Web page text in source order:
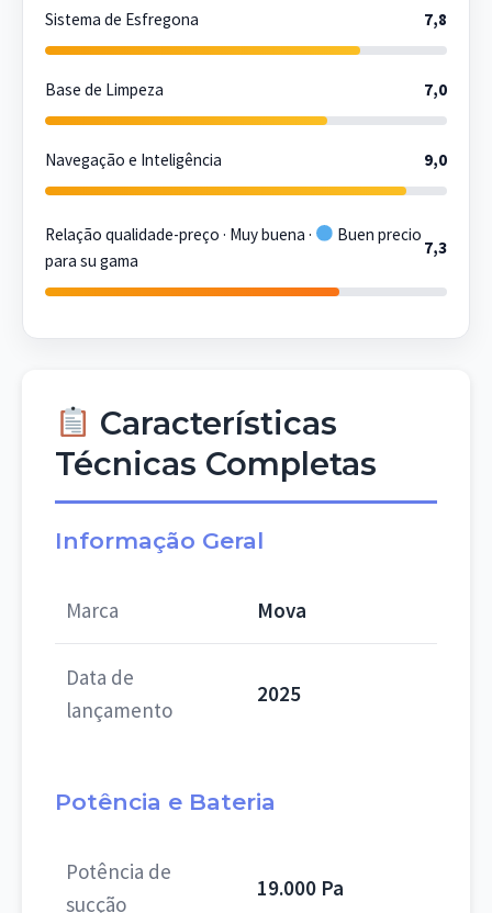
Sistema de Esfregona 7,8
Base de Limpeza 7,0
Navegação e Inteligência 9,0
Relação qualidade-preço · Muy buena ·
Buen precio
para su gama
7,3
Características
Técnicas Completas
Informação Geral
Marca Mova
Data de
lançamento
2025
Potência e Bateria
Potência de
sucção
19.000 Pa